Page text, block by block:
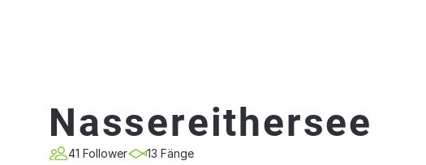
Nassereithersee
41 Follower 13 Fänge